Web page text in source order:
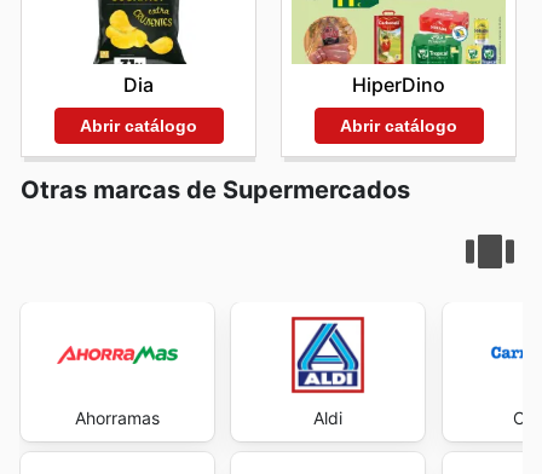
Dia
Abrir catálogo
HiperDino
Abrir catálogo
Otras marcas de Supermercados
Ahorramas Aldi